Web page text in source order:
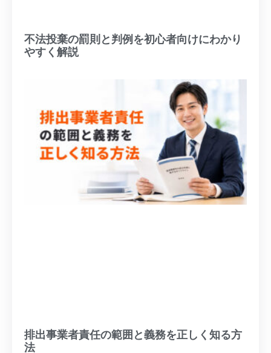
不法投棄の罰則と判例を初心者向けにわかり
やすく解説
排出事業者責任の範囲と義務を正しく知る方
法